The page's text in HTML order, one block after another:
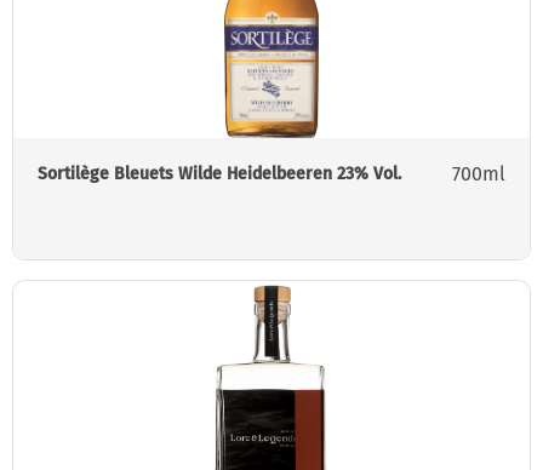
Sortilège Bleuets Wilde Heidelbeeren 23% Vol. 700ml